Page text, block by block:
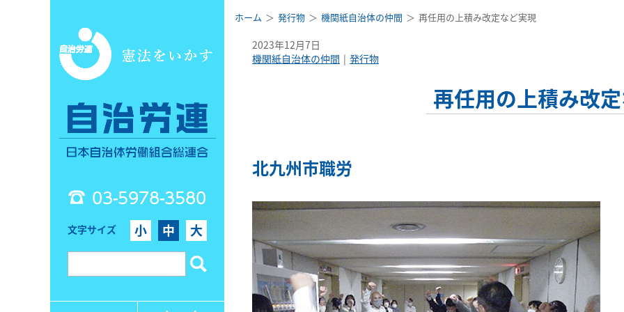
03-5978-3580
文字サイズ 小 中 大
ホーム 発行物 機関紙自治体の仲間 再任用の上積み改定など実現
2023年12月7日
機関紙自治体の仲間
発行物
再任用の上積み改
北九州市職労